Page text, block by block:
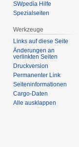
SWpedia Hilfe
Spezialseiten
Werkzeuge
Links auf diese Seite
Änderungen an
verlinkten Seiten
Druckversion
Permanenter Link
Seiten­­informationen
Cargo-Daten
Alle ausklappen